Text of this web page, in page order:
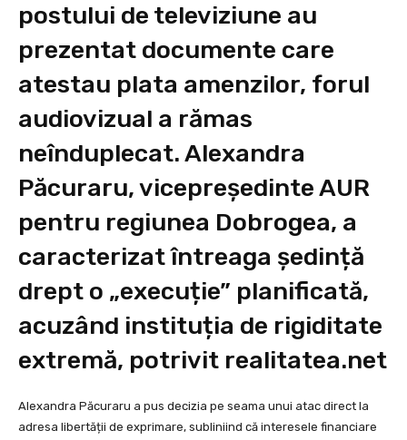
postului de televiziune au
prezentat documente care
atestau plata amenzilor, forul
audiovizual a rămas
neînduplecat. Alexandra
Păcuraru, vicepreședinte AUR
pentru regiunea Dobrogea, a
caracterizat întreaga ședință
drept o „execuție” planificată,
acuzând instituția de rigiditate
extremă, potrivit realitatea.net
Alexandra Păcuraru a pus decizia pe seama unui atac direct la
adresa libertății de exprimare, subliniind că interesele financiare